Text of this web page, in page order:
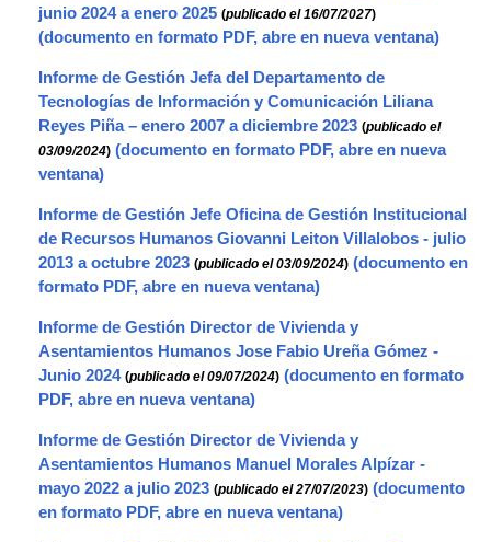
junio 2024 a enero 2025 (publicado el 16/07/2027)
Informe de Gestión Jefa del Departamento de
Tecnologías de Información y Comunicación Liliana
Reyes Piña – enero 2007 a diciembre 2023 (publicado el
03/09/2024)
Informe de Gestión Jefe Oficina de Gestión Institucional
de Recursos Humanos Giovanni Leiton Villalobos - julio
2013 a octubre 2023 (publicado el 03/09/2024)
Informe de Gestión Director de Vivienda y
Asentamientos Humanos Jose Fabio Ureña Gómez -
Junio 2024 (publicado el 09/07/2024)
Informe de Gestión Director de Vivienda y
Asentamientos Humanos Manuel Morales Alpízar -
mayo 2022 a julio 2023 (publicado el 27/07/2023)